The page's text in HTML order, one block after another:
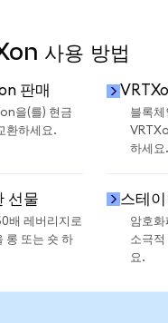
사용 방법
판매
을(를) 현금
환하세요.
블록체
하세요.
선물
배 레버리지로
롱 또는 숏 하
스테이
암호화
소극적
요.